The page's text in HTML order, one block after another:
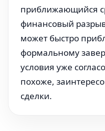
приближающийся
финансовый
может быстро
формальному
условия уже
похоже,
сделки.